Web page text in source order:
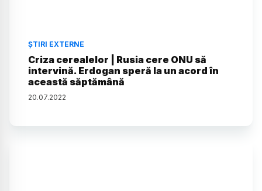
ȘTIRI EXTERNE
Criza cerealelor | Rusia cere ONU să
intervină. Erdogan speră la un acord în
această săptămână
20.07.2022